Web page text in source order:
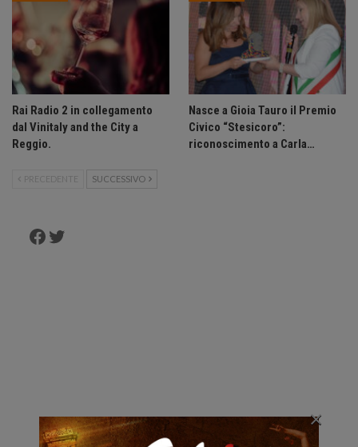
Rai Radio 2 in collegamento
dal Vinitaly and the City a
Reggio.
Nasce a Gioia Tauro il Premio
Civico “Stesicoro”:
riconoscimento a Carla…
PRECEDENTE SUCCESSIVO
Facebook
Twitter
×